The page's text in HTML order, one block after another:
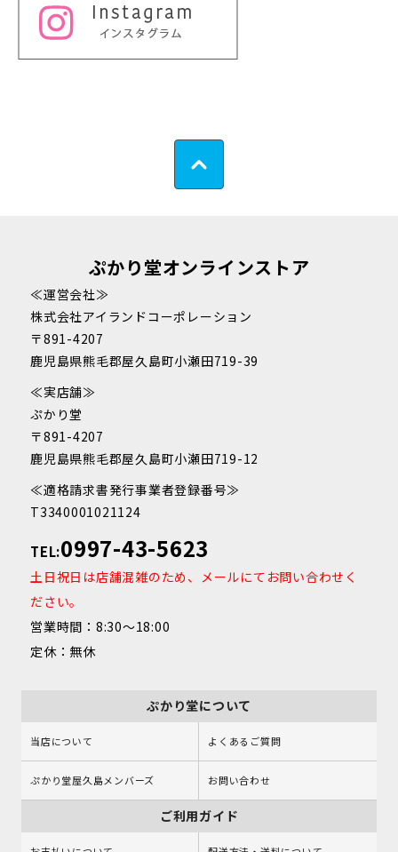
ぷかり堂オンラインストア
≪運営会社≫
株式会社アイランドコーポレーション
〒891-4207
鹿児島県熊毛郡屋久島町小瀬田719-39
≪実店舗≫
ぷかり堂
〒891-4207
鹿児島県熊毛郡屋久島町小瀬田719-12
≪適格請求書発行事業者登録番号≫
T3340001021124
TEL:0997-43-5623
土日祝日は店舗混雑のため、メールにてお問い合わせく
ださい。
営業時間：8:30～18:00
定休：無休
ぷかり堂について
当店について よくあるご質問
ぷかり堂屋久島メンバーズ お問い合わせ
ご利用ガイド